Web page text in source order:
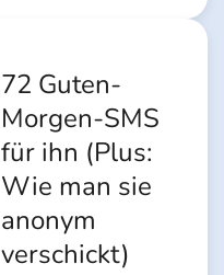
72 Guten-
Morgen-SMS
für ihn (Plus:
Wie man sie
anonym
verschickt)